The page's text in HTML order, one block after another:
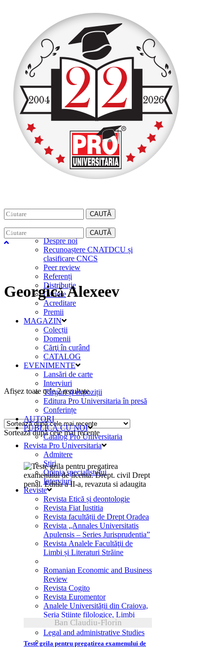
CAUTĂ
EDITURA
Despre noi
Recunoaștere CNATDCU și
clasificare CNCS
Peer review
Referenți
Distribuție
Cariere
Acreditare
Premii
MAGAZIN
Colecții
Domenii
Cărţi în curând
CATALOG
EVENIMENTE
Lansări de carte
Interviuri
Târguri și expoziții
Editura Pro Universitaria în presă
Conferințe
AUTORI
PUBLICĂ CU NOI
Catalog Pro Universitaria
Revista Pro Universitaria
Admitere
Știri
Opinia specialistului
Interviuri
Reviste
Revista Etică și deontologie
Revista Fiat Iustitia
Revista facultății de Drept Oradea
Revista „Annales Universitatis
Apulensis – Series Jurisprudentia”
Revista Analele Facultăţii de
Limbi și Literaturi Străine
Romanian Economic and Business
Review
Revista Cogito
Revista Euromentor
Analele Universității din Craiova,
Seria Științe filologice, Limbi
străine aplicate
Legal and administrative Studies
CAUTĂ
Georgică Alexeev
Afișez toate cele 2 rezultateSortat
cele
mai
recente
Sortează după cele mai recente
Ban Claudiu-Florin
vezi detalii
Teste grila pentru pregatirea examenului de